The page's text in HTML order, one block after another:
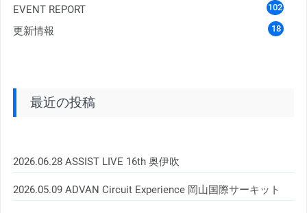
EVENT REPORT 102
更新情報 18
最近の投稿
2026.06.28 ASSIST LIVE 16th 奥伊吹
2026.05.09 ADVAN Circuit Experience 岡山国際サーキット